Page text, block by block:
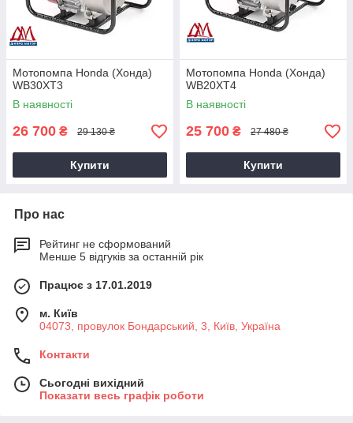
Мотопомпа Honda (Хонда)
WB30XT3
В наявності
26 700 ₴ 29 130 ₴
Купити
Мотопомпа Honda (Хонда)
WB20XT4
В наявності
25 700 ₴ 27 480 ₴
Купити
Про нас
Рейтинг не сформований
Менше 5 відгуків за останній рік
Працює з 17.01.2019
м. Київ
04073, провулок Бондарський, 3, Київ, Україна
Контакти
Сьогодні вихідний
Показати весь графік роботи